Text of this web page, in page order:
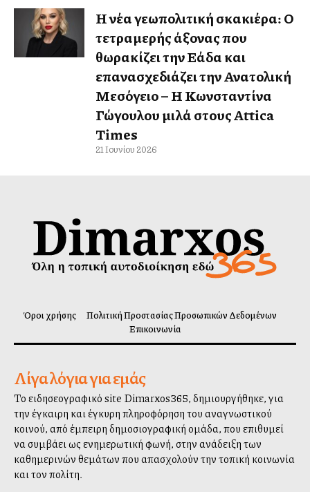
Η νέα γεωπολιτική σκακιέρα: Ο
τετραμερής άξονας που
θωρακίζει την Ελλάδα και
επανασχεδιάζει την Ανατολική
Μεσόγειο – Η Κωνσταντίνα
Γώγουλου μιλά στους Attica
Times
21 Ιουνίου 2026
Όροι χρήσης
Πολιτική Προστασίας Προσωπικών Δεδομένων
Επικοινωνία
Λίγα λόγια για εμάς
Το ειδησεογραφικό site Dimarxos365, δημιουργήθηκε, για
την έγκαιρη και έγκυρη πληροφόρηση του αναγνωστικού
κοινού, από έμπειρη δημοσιογραφική ομάδα, που επιθυμεί
να συμβάλλει ως ενημερωτική φωνή, στην ανάδειξη των
καθημερινών θεμάτων που απασχολούν την τοπική κοινωνία
και τον πολίτη.